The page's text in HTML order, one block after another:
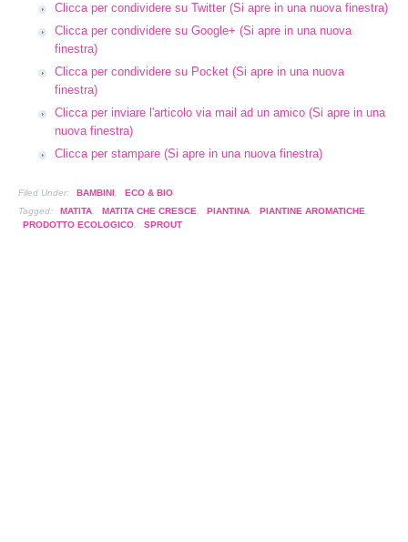
Clicca per condividere su Twitter (Si apre in una nuova finestra)
Clicca per condividere su Google+ (Si apre in una nuova
finestra)
Clicca per condividere su Pocket (Si apre in una nuova
finestra)
Clicca per inviare l'articolo via mail ad un amico (Si apre in una
nuova finestra)
Clicca per stampare (Si apre in una nuova finestra)
Filed Under: BAMBINI
ECO & BIO
Tagged:
MATITA MATITA CHE CRESCE PIANTINA PIANTINE AROMATICHE
PRODOTTO ECOLOGICO
SPROUT